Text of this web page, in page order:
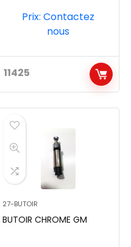
11425
Prix: Contactez
nous
27-BUTOIR
BUTOIR CHROME GM